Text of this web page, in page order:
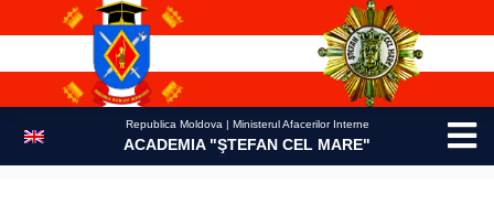
Republica Moldova | Ministerul Afacerilor Interne
ACADEMIA "ŞTEFAN CEL MARE"